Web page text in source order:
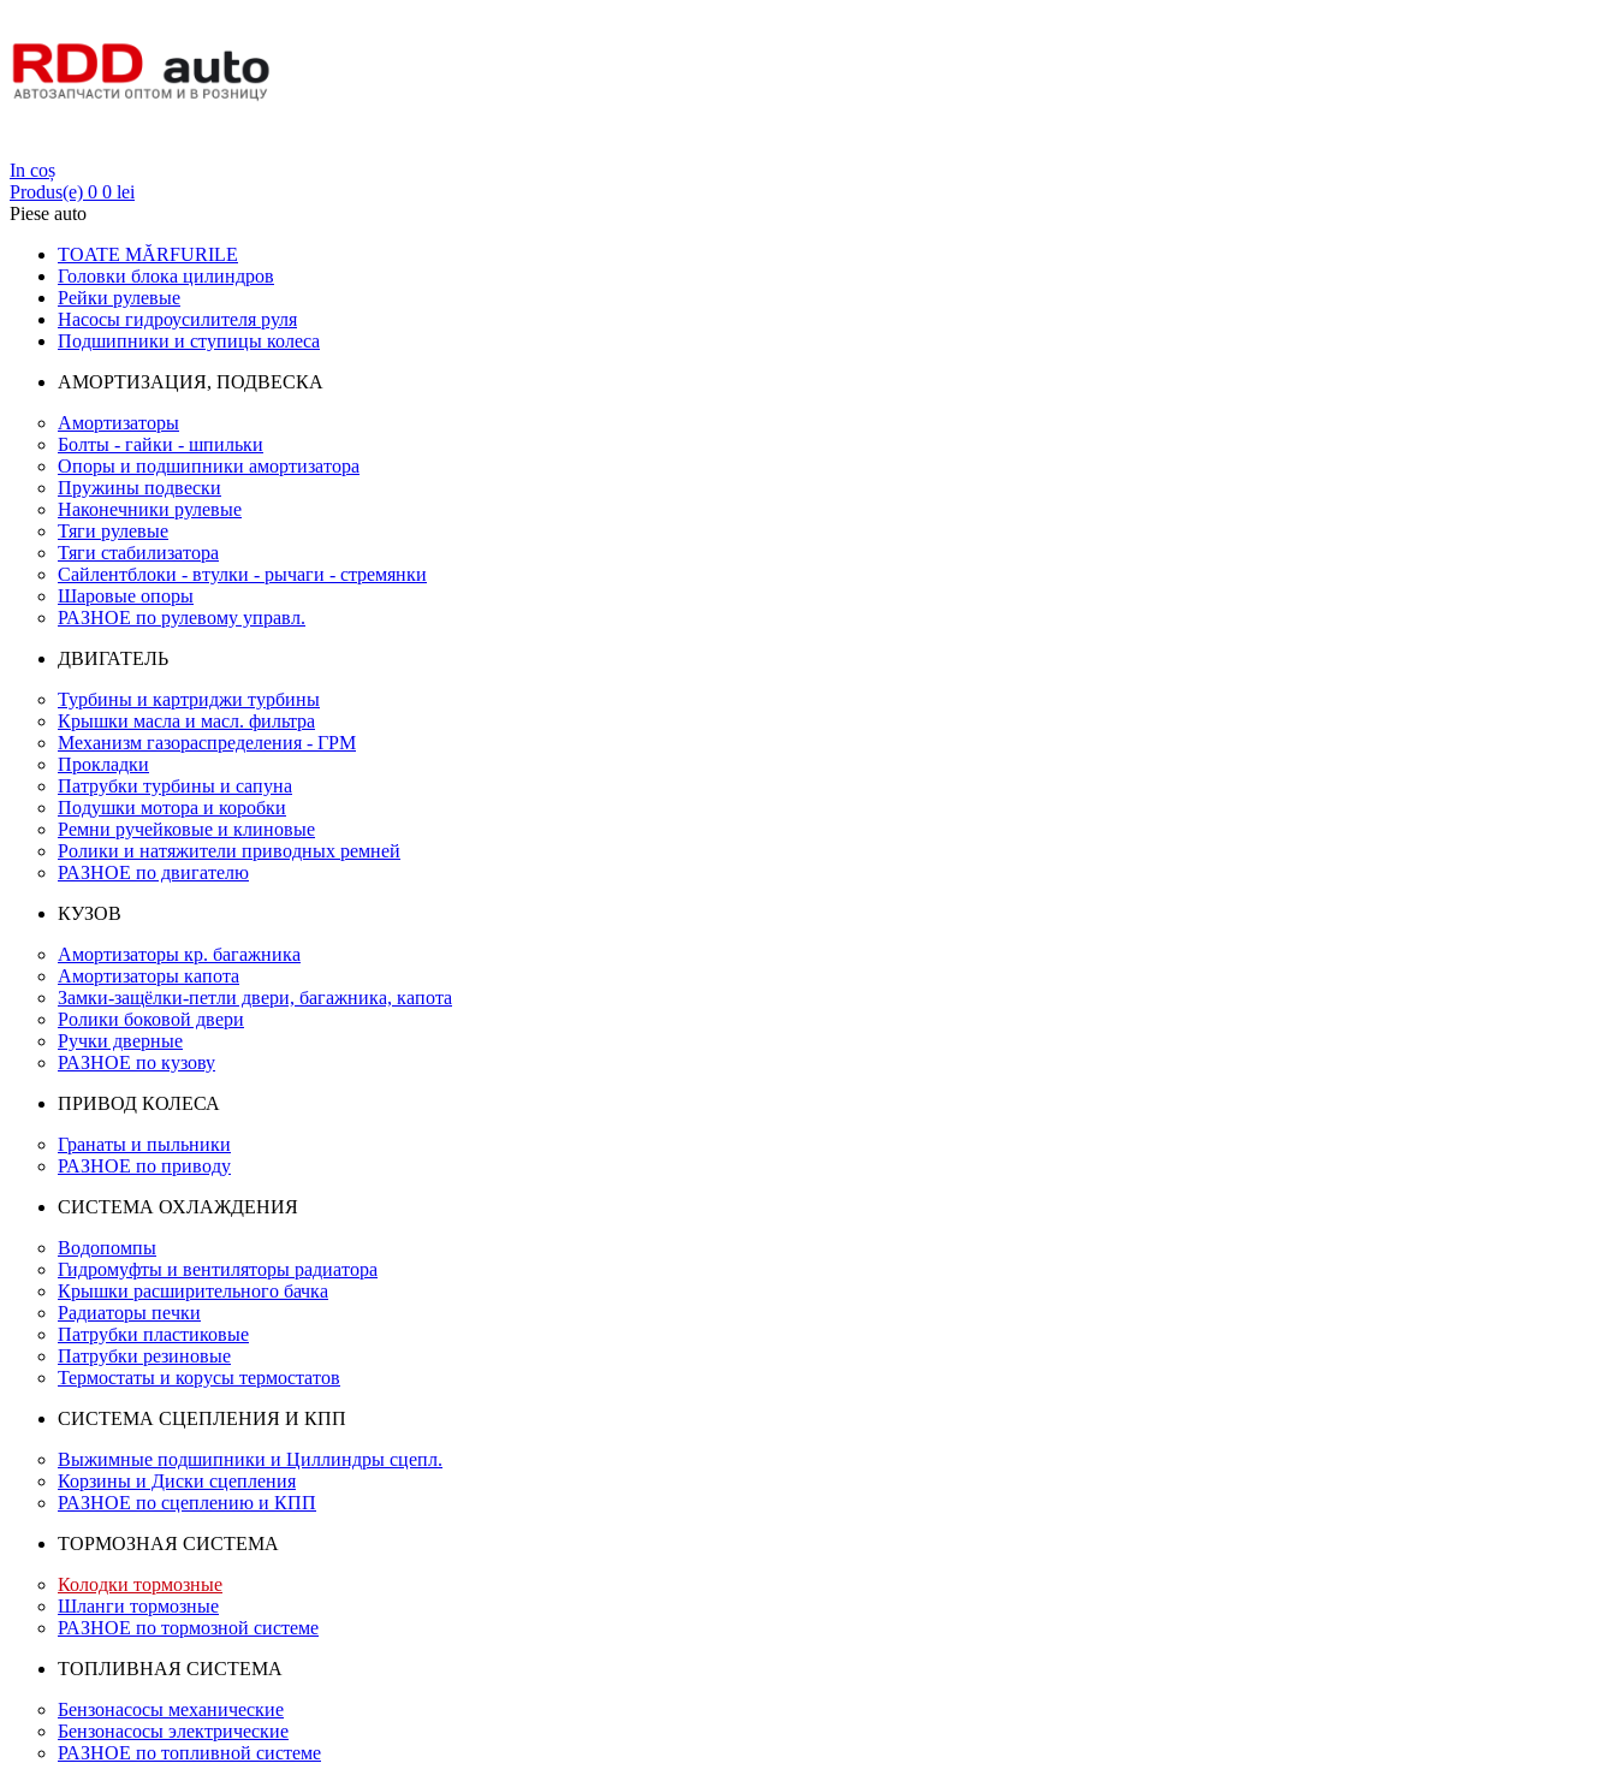
In coș
Produs(e) 0 0 lei
Piese auto
TOATE MĂRFURILE
Головки блока цилиндров
Рейки рулевые
Насосы гидроусилителя руля
Подшипники и ступицы колеса
АМОРТИЗАЦИЯ, ПОДВЕСКА
Амортизаторы
Болты - гайки - шпильки
Опоры и подшипники амортизатора
Пружины подвески
Наконечники рулевые
Тяги рулевые
Тяги стабилизатора
Сайлентблоки - втулки - рычаги - стремянки
Шаровые опоры
РАЗНОЕ по рулевому управл.
ДВИГАТЕЛЬ
Турбины и картриджи турбины
Крышки масла и масл. фильтра
Механизм газораспределения - ГРМ
Прокладки
Патрубки турбины и сапуна
Подушки мотора и коробки
Ремни ручейковые и клиновые
Ролики и натяжители приводных ремней
РАЗНОЕ по двигателю
КУЗОВ
Амортизаторы кр. багажника
Амортизаторы капота
Замки-защёлки-петли двери, багажника, капота
Ролики боковой двери
Ручки дверные
РАЗНОЕ по кузову
ПРИВОД КОЛЕСА
Гранаты и пыльники
РАЗНОЕ по приводу
СИСТЕМА ОХЛАЖДЕНИЯ
Водопомпы
Гидромуфты и вентиляторы радиатора
Крышки расширительного бачка
Радиаторы печки
Патрубки пластиковые
Патрубки резиновые
Термостаты и корусы термостатов
СИСТЕМА СЦЕПЛЕНИЯ И КПП
Выжимные подшипники и Циллиндры сцепл.
Корзины и Диски сцепления
РАЗНОЕ по сцеплению и КПП
ТОРМОЗНАЯ СИСТЕМА
Колодки тормозные
Шланги тормозные
РАЗНОЕ по тормозной системе
ТОПЛИВНАЯ СИСТЕМА
Бензонасосы механические
Бензонасосы электрические
РАЗНОЕ по топливной системе